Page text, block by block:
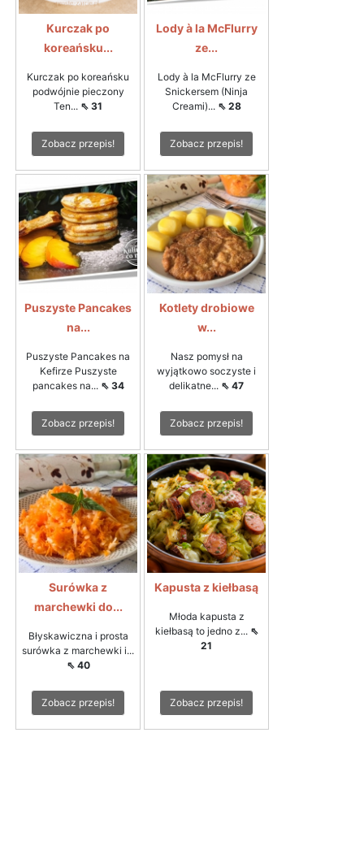
Kurczak po
koreańsku...
Kurczak po koreańsku
podwójnie pieczony
Ten... ⇖ 31
Zobacz przepis!
Lody à la McFlurry
ze...
Lody à la McFlurry ze
Snickersem (Ninja
Creami)... ⇖ 28
Zobacz przepis!
Puszyste Pancakes
na...
Puszyste Pancakes na
Kefirze Puszyste
pancakes na... ⇖ 34
Zobacz przepis!
Kotlety drobiowe
w...
Nasz pomysł na
wyjątkowo soczyste i
delikatne... ⇖ 47
Zobacz przepis!
Surówka z
marchewki do...
Błyskawiczna i prosta
surówka z marchewki i...
⇖ 40
Zobacz przepis!
Kapusta z kiełbasą
Młoda kapusta z
kiełbasą to jedno z... ⇖
21
Zobacz przepis!